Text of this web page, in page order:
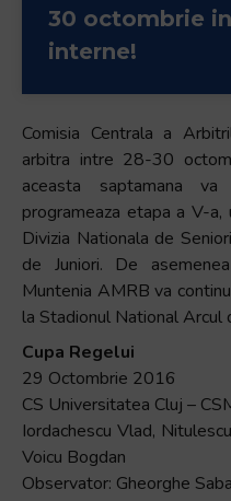
Accessibility
reader,
"Ctrl
This
shortcut
activates
the
screen
reader
help
you
navigate
and
30 octombrie
interne!
Comisia Centrala a
arbitra intre 28-30
aceasta saptamana
programeaza etapa a V-
Divizia Nationala de
de Juniori. De
Muntenia AMRB va
la Stadionul National Arcul
Cupa Regelui
29 Octombrie 2016
CS Universitatea Cluj –
Iordachescu Vlad,
Voicu Bogdan
Observator: Gheorghe